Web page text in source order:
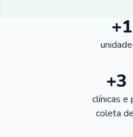
clínicas e
coleta